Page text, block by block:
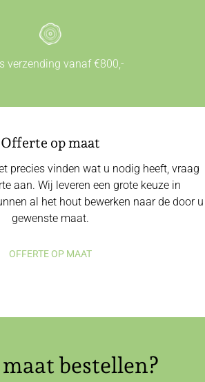
verzending vanaf €800,-
Offerte op maat
precies vinden wat u nodig heeft, vraag
aan. Wij leveren een grote keuze in
al het hout bewerken naar de door u
gewenste maat.
OFFERTE OP MAAT
bestellen?